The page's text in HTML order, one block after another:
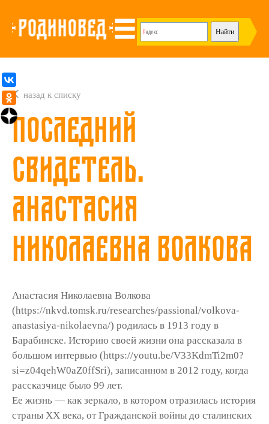
назад к списку
Последний
свидетель.
Анастасия
Николаевна Волкова
Анастасия Николаевна Волкова
(https://nkvd.tomsk.ru/researches/passional/volkova-
anastasiya-nikolaevna/) родилась в 1913 году в
Барабинске. Историю своей жизни она рассказала в
большом интервью (https://youtu.be/V33KdmTi2m0?
si=z04qehW0aZ0ffSri), записанном в 2012 году, когда
рассказчице было 99 лет.
Ее жизнь — как зеркало, в котором отразилась история
страны XX века, от Гражданской войны до сталинских